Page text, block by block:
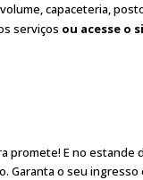
capaceteria,
serviços ou acesse o
promete! E no estande
Garanta o seu